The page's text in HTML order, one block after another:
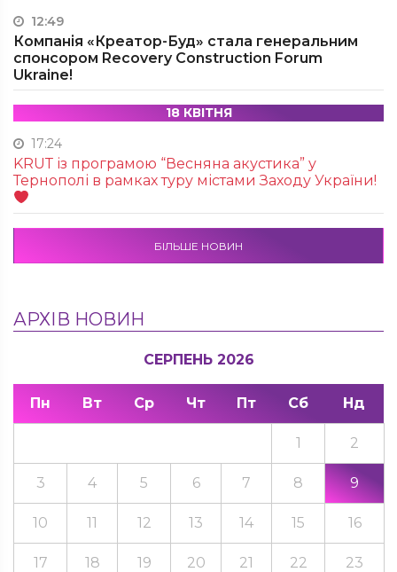
12:49
Компанія «Креатор-Буд» стала генеральним
спонсором Recovery Construction Forum
Ukraine!
18 КВІТНЯ
17:24
KRUТ із програмою “Весняна акустика” у
Тернополі в рамках туру містами Заходу України!
БІЛЬШЕ НОВИН
АРХІВ НОВИН
СЕРПЕНЬ 2026
Пн Вт Ср Чт Пт Сб Нд
1 2
3 4 5 6 7 8 9
10 11 12 13 14 15 16
17 18 19 20 21 22 23